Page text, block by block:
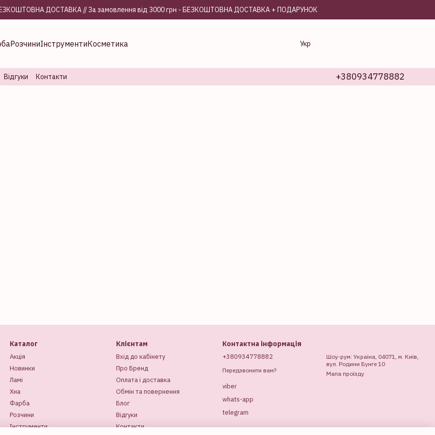
ДОСТАВКА // За замовлення від 3000 грн - БЕЗКОШТОВНА ДОСТАВКА + ПОДАРУНОК
РозчиниІнструментиКосметика Укр
Відгуки Контакти +380934778882
Каталог
Акція
Новинки
Ламі
Хна
Фарба
Розчини
Інструменти
Клієнтам
Вхід до кабінету
Про Бренд
Оплата і доставка
Обмін та повернення
Блог
Відгуки
Контакти
Контактна інформація
+380934778882
Передзвонити вам?
viber
whats-app
telegram
Шоу-рум: Україна, 04071, м. Київ,
вул. Родини Бунге 10
Мапа проїзду